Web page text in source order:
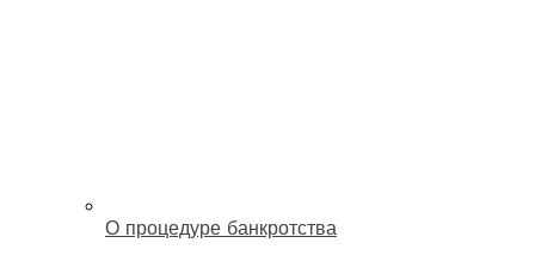
О процедуре банкротства